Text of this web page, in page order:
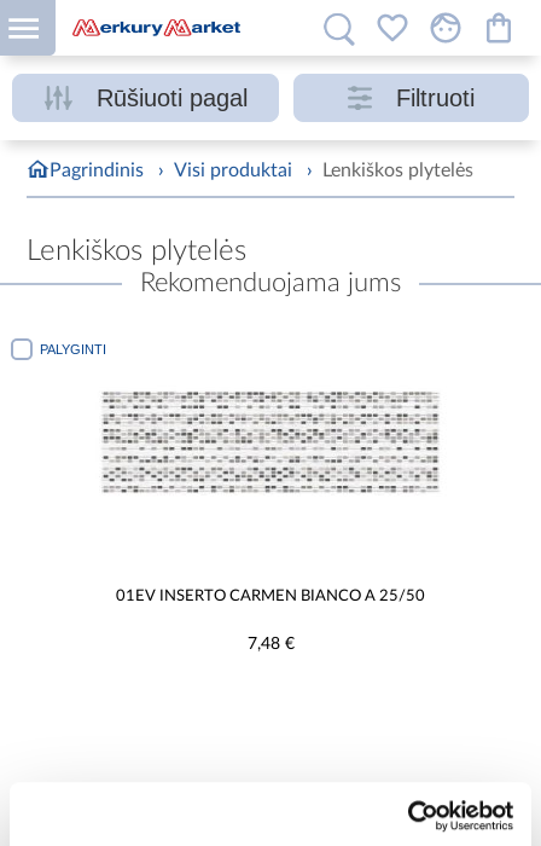
Rūšiuoti pagal Filtruoti
Pagrindinis › Visi produktai › Lenkiškos plytelės
Lenkiškos plytelės
Rekomenduojama jums
PALYGINTI
01EV INSERTO CARMEN BIANCO A 25/50
7,48 €